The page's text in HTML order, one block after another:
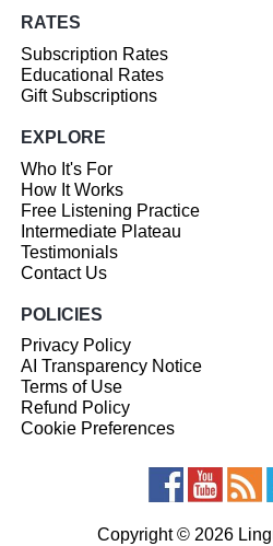
RATES
Subscription Rates
Educational Rates
Gift Subscriptions
EXPLORE
Who It's For
How It Works
Free Listening Practice
Intermediate Plateau
Testimonials
Contact Us
POLICIES
Privacy Policy
AI Transparency Notice
Terms of Use
Refund Policy
Cookie Preferences
Copyright © 2026